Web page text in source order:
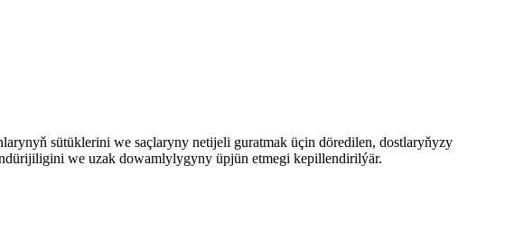
sütüklerini we saçlaryny netijeli guratmak üçin döredilen, dostlaryňyzy
we uzak dowamlylygyny üpjün etmegi kepillendirilýär.